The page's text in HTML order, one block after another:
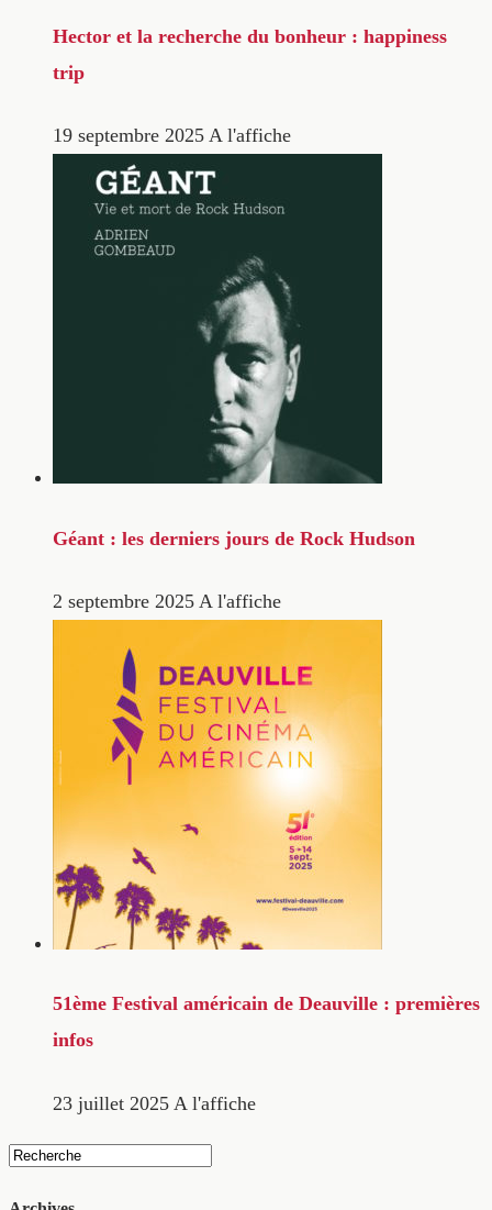
Hector et la recherche du bonheur : happiness
trip
19 septembre 2025 A l'affiche
Géant : les derniers jours de Rock Hudson
2 septembre 2025 A l'affiche
51ème Festival américain de Deauville : premières
infos
23 juillet 2025 A l'affiche